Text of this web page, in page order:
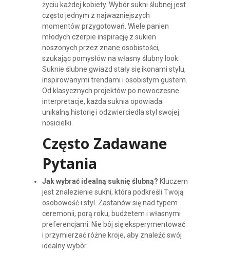
życiu każdej kobiety. Wybór sukni ślubnej jest
często jednym z najważniejszych
momentów przygotowań. Wiele panien
młodych czerpie inspirację z sukien
noszonych przez znane osobistości,
szukając pomysłów na własny ślubny look.
Suknie ślubne gwiazd stały się ikonami stylu,
inspirowanymi trendami i osobistym gustem.
Od klasycznych projektów po nowoczesne
interpretacje, każda suknia opowiada
unikalną historię i odzwierciedla styl swojej
nosicielki.
Często Zadawane
Pytania
Jak wybrać idealną suknię ślubną? Kluczem
jest znalezienie sukni, która podkreśli Twoją
osobowość i styl. Zastanów się nad typem
ceremonii, porą roku, budżetem i własnymi
preferencjami. Nie bój się eksperymentować
i przymierzać różne kroje, aby znaleźć swój
idealny wybór.